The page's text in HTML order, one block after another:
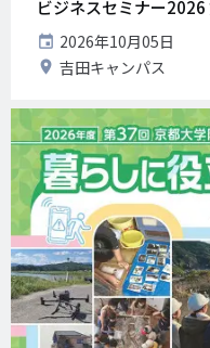
ビジネスセミナー2026
開
催
日
2026年10月05日
開
地
吉田キャンパス